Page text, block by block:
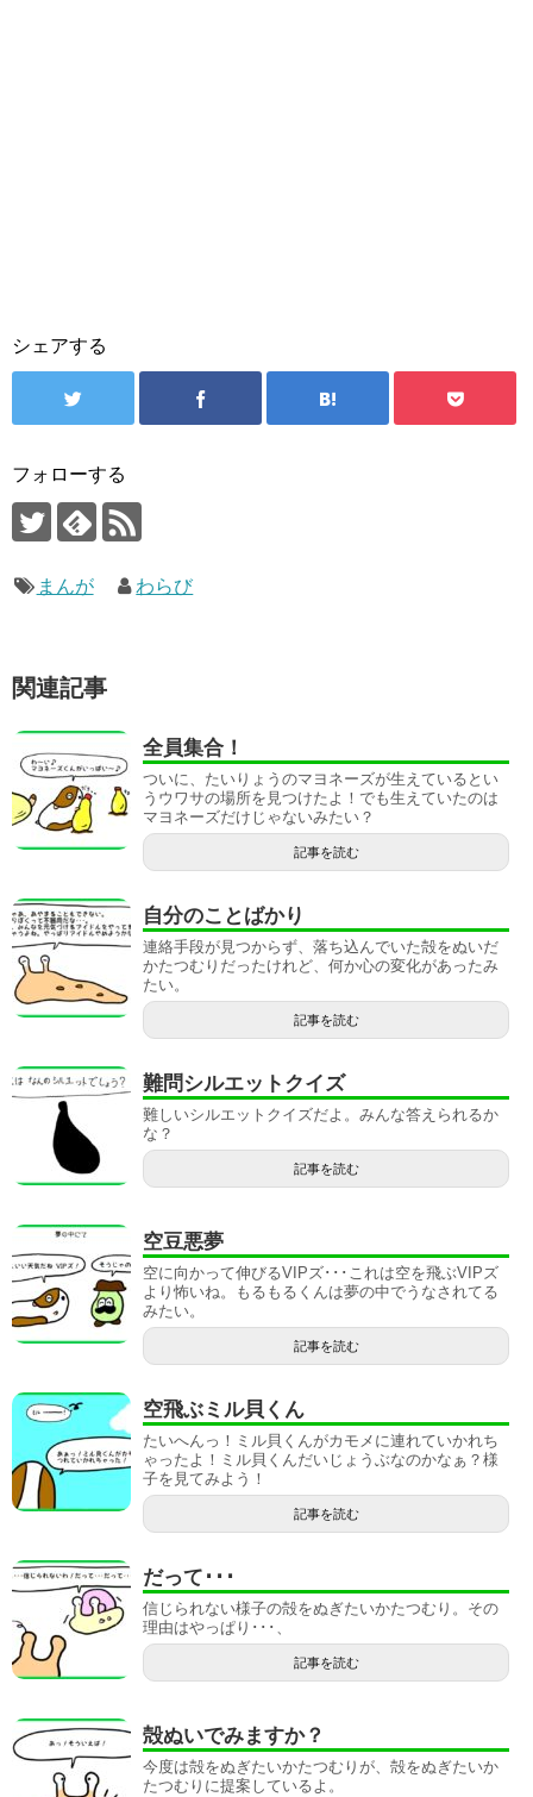
シェアする
フォローする
まんが わらび
関連記事
全員集合！
ついに、たいりょうのマヨネーズが生えているとい
うウワサの場所を見つけたよ！でも生えていたのは
マヨネーズだけじゃないみたい？
記事を読む
自分のことばかり
連絡手段が見つからず、落ち込んでいた殻をぬいだ
かたつむりだったけれど、何か心の変化があったみ
たい。
記事を読む
難問シルエットクイズ
難しいシルエットクイズだよ。みんな答えられるか
な？
記事を読む
空豆悪夢
空に向かって伸びるVIPズ･･･これは空を飛ぶVIPズ
より怖いね。もるもるくんは夢の中でうなされてる
みたい。
記事を読む
空飛ぶミル貝くん
たいへんっ！ミル貝くんがカモメに連れていかれち
ゃったよ！ミル貝くんだいじょうぶなのかなぁ？様
子を見てみよう！
記事を読む
だって･･･
信じられない様子の殻をぬぎたいかたつむり。その
理由はやっぱり･･･、
記事を読む
殻ぬいでみますか？
今度は殻をぬぎたいかたつむりが、殻をぬぎたいか
たつむりに提案しているよ。